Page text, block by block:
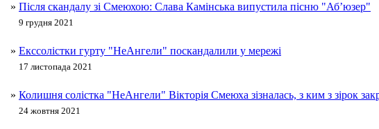
» Після скандалу зі Смеюхою: Слава Камінська випустила пісню "Аб’юзер"
9 грудня 2021
» Екссолістки гурту "НеАнгели" поскандалили у мережі
17 листопада 2021
» Колишня солістка "НеАнгели" Вікторія Смеюха зізналась, з ким з зірок
24 жовтня 2021